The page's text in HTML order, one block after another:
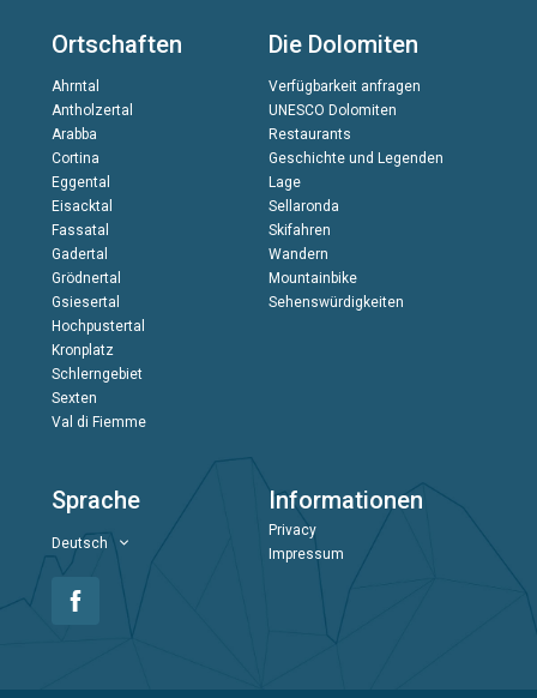
Ortschaften
Ahrntal
Antholzertal
Arabba
Cortina
Eggental
Eisacktal
Fassatal
Gadertal
Grödnertal
Gsiesertal
Hochpustertal
Kronplatz
Schlerngebiet
Sexten
Val di Fiemme
Die Dolomiten
Verfügbarkeit anfragen
UNESCO Dolomiten
Restaurants
Geschichte und Legenden
Lage
Sellaronda
Skifahren
Wandern
Mountainbike
Sehenswürdigkeiten
Sprache
Deutsch
Informationen
Privacy
Impressum